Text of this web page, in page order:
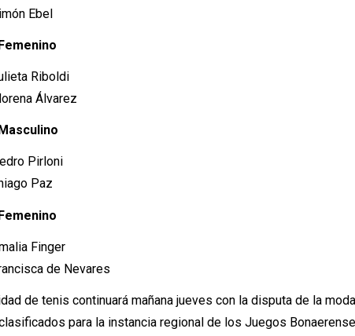
Ebel
Riboldi
Álvarez
Pirloni
Paz
Finger
de Nevares
de tenis continuará mañana jueves con la disputa de la
para la instancia regional de los Juegos